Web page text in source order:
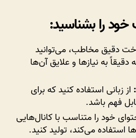
را بشناسید:
دقیق مخاطب، می‌توانید
دقیقاً به نیازها و علایق آن‌ها
از زبانی استفاده کنید که برای
فهم باشد.
خود را متناسب با کانال‌هایی
می‌کند، تولید کنید.